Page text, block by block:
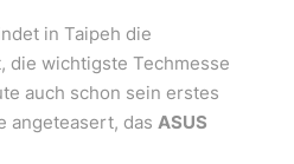
in Taipeh die
die wichtigste Techmesse
auch schon sein erstes
angeteasert, das ASUS